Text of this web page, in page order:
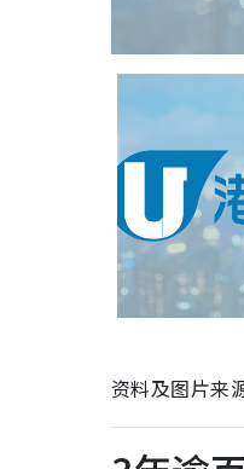
资料及图片来